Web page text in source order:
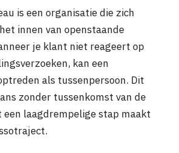
is een organisatie die zich
innen van openstaande
je klant niet reageert op
kan een
als tussenpersoon. Dit
zonder tussenkomst van de
laagdrempelige stap maakt